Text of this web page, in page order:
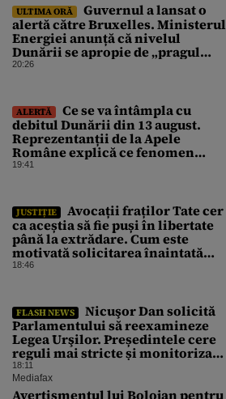
ULTIMA ORĂ
Guvernul a lansat o
alertă către Bruxelles. Ministerul
Energiei anunță că nivelul
Dunării se apropie de „pragul
critic”, iar centrala de la
20:26
ALERTĂ
Ce se va întâmpla cu
debitul Dunării din 13 august.
Reprezentanții de la Apele
Române explică ce fenomen
urmează
19:41
JUSTIȚIE
Avocații fraților Tate cer
ca aceștia să fie puși în libertate
până la extrădare. Cum este
motivată solicitarea înaintată
instanței
18:46
FLASH NEWS
Nicuşor Dan solicită
Parlamentului să reexamineze
Legea Urşilor. Președintele cere
reguli mai stricte și monitorizare
în timp real
18:11
Mediafax
Avertismentul lui Bolojan pentru